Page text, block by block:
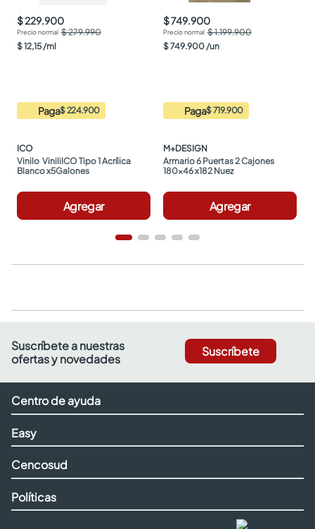
$ 229.900
$ 279.990
$12,15/ml
Paga$ 224.900
ICO
Vinilo  ViniliICO Tipo 1 Acrílica
Blanco x5Galones
Agregar
$ 749.900
$ 1.199.900
$749.900/un
Paga$ 719.900
M+DESIGN
Armario 6 Puertas 2 Cajones
180x46 x182 Nuez
Agregar
Suscríbete a nuestras
ofertas y novedades
Suscríbete
Centro de ayuda
Easy
Cencosud
Políticas